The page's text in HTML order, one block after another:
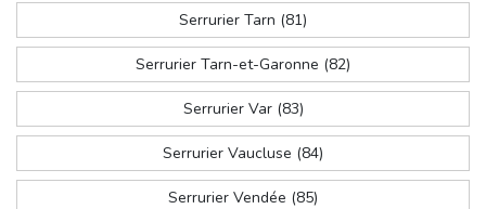
Serrurier Tarn (81)
Serrurier Tarn-et-Garonne (82)
Serrurier Var (83)
Serrurier Vaucluse (84)
Serrurier Vendée (85)